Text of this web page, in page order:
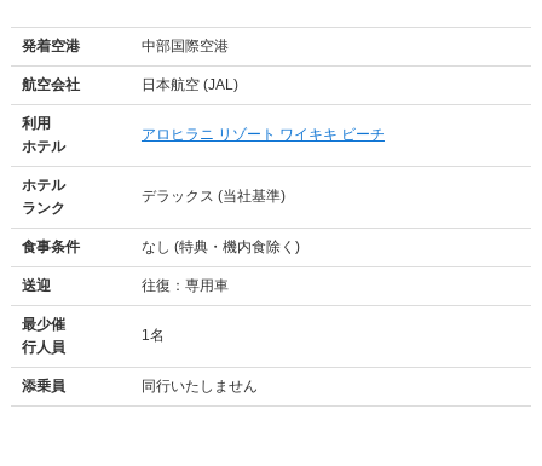
発着空港 中部国際空港
航空会社 日本航空 (JAL)
利用
ホテル
アロヒラニ リゾート ワイキキ ビーチ
ホテル
ランク
デラックス (当社基準)
食事条件 なし (特典・機内食除く)
送迎 往復：専用車
最少催
行人員
1名
添乗員 同行いたしません